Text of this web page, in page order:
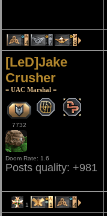
4 17 23
[LeD]Jake
Crusher
= UAC Marshal =
7732
Doom Rate: 1.6
Posts quality: +981
1 1 4